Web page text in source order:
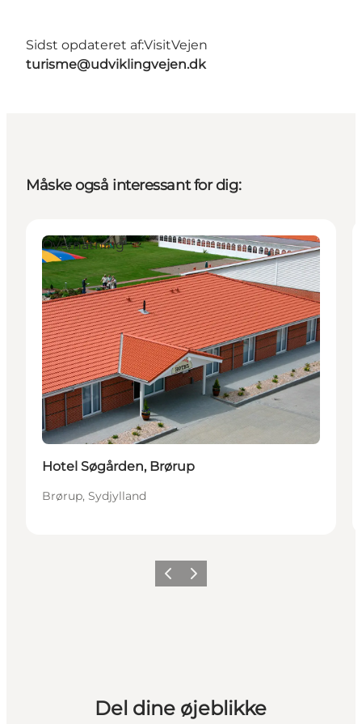
Sidst opdateret af:VisitVejen
turisme@udviklingvejen.dk
Måske også interessant for dig:
Overnatning
Hotel Søgården, Brørup
Brørup, Sydjylland
Forrige billede
Næste billede
Del dine øjeblikke